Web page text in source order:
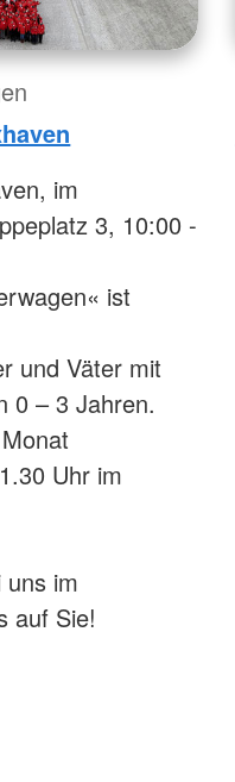
im
3, 10:00 -
ist
und Väter mit
0 – 3 Jahren.
Uhr im
uns im
auf Sie!